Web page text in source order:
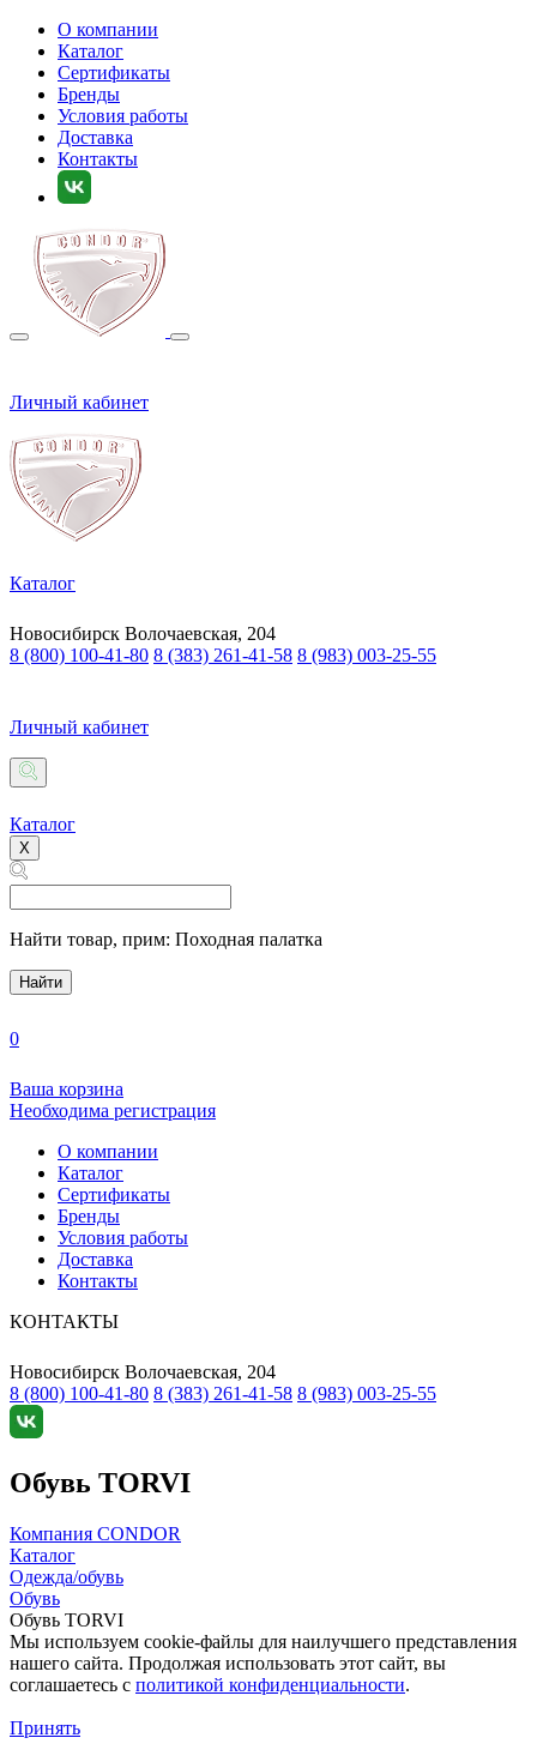
О компании
Каталог
Сертификаты
Бренды
Условия работы
Доставка
Контакты
Личный кабинет
Каталог
Новосибирск Волочаевская, 204
8 (800) 100-41-80 8 (383) 261-41-58 8 (983) 003-25-55
Личный кабинет
Каталог
X
Найти товар, прим: Походная палатка
Найти
0
Ваша корзина
Необходима регистрация
О компании
Каталог
Сертификаты
Бренды
Условия работы
Доставка
Контакты
КОНТАКТЫ
Новосибирск Волочаевская, 204
8 (800) 100-41-80 8 (383) 261-41-58 8 (983) 003-25-55
Обувь TORVI
Компания CONDOR
Каталог
Одежда/обувь
Обувь
Обувь TORVI
Мы используем cookie-файлы для наилучшего представления
нашего сайта. Продолжая использовать этот сайт, вы
соглашаетесь c политикой конфиденциальности.
Принять